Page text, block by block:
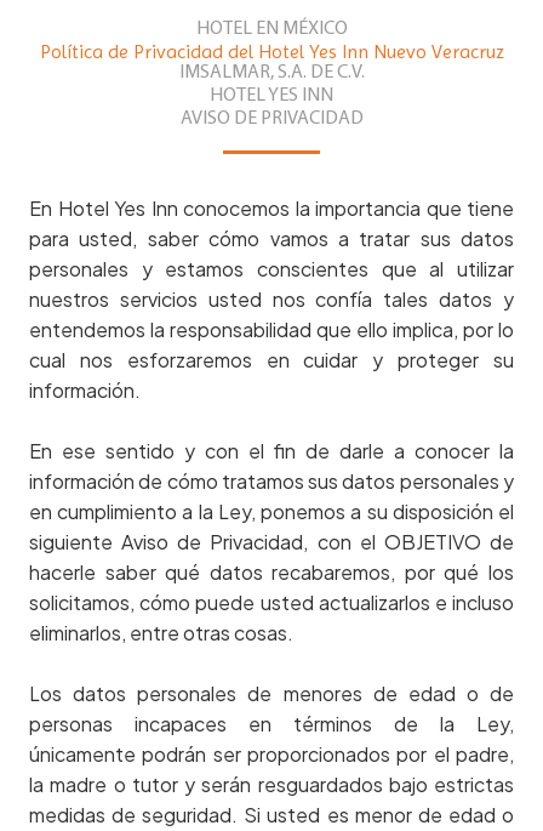
HOTEL EN MÉXICO
Política de Privacidad del Hotel Yes Inn Nuevo Veracruz
IMSALMAR, S.A. DE C.V.
HOTEL YES INN
AVISO DE PRIVACIDAD
En Hotel Yes Inn conocemos la importancia que tiene
para usted, saber cómo vamos a tratar sus datos
personales y estamos conscientes que al utilizar
nuestros servicios usted nos confía tales datos y
entendemos la responsabilidad que ello implica, por lo
cual nos esforzaremos en cuidar y proteger su
información.
En ese sentido y con el fin de darle a conocer la
información de cómo tratamos sus datos personales y
en cumplimiento a la Ley, ponemos a su disposición el
siguiente Aviso de Privacidad, con el OBJETIVO de
hacerle saber qué datos recabaremos, por qué los
solicitamos, cómo puede usted actualizarlos e incluso
eliminarlos, entre otras cosas.
Los datos personales de menores de edad o de
personas incapaces en términos de la Ley,
únicamente podrán ser proporcionados por el padre,
la madre o tutor y serán resguardados bajo estrictas
medidas de seguridad. Si usted es menor de edad o